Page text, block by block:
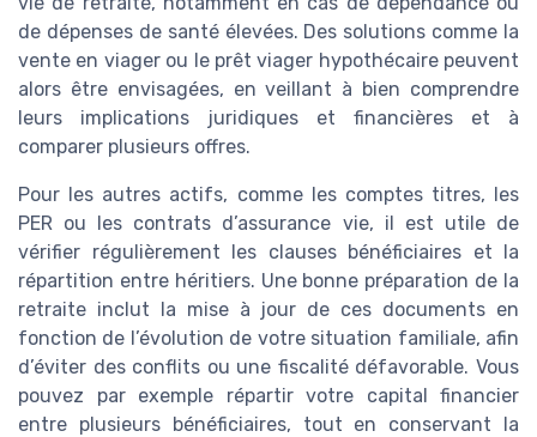
de dépenses de santé élevées. Des solutions comme la
vente en viager ou le prêt viager hypothécaire peuvent
alors être envisagées, en veillant à bien comprendre
leurs implications juridiques et financières et à
comparer plusieurs offres.
Pour les autres actifs, comme les comptes titres, les
PER ou les contrats d’assurance vie, il est utile de
vérifier régulièrement les clauses bénéficiaires et la
répartition entre héritiers. Une bonne préparation de la
retraite inclut la mise à jour de ces documents en
fonction de l’évolution de votre situation familiale, afin
d’éviter des conflits ou une fiscalité défavorable. Vous
pouvez par exemple répartir votre capital financier
entre plusieurs bénéficiaires, tout en conservant la